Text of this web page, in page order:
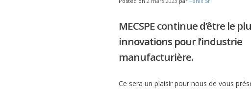
MECSPE continue d’être le
innovations pour l’industrie
manufacturière.
Ce sera un plaisir pour nous de vous